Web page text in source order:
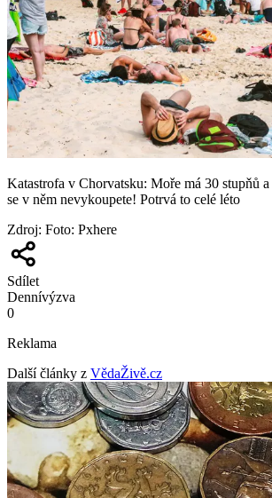
Katastrofa v Chorvatsku: Moře má 30 stupňů
se v něm nevykoupete! Potrvá to celé léto
Zdroj: Foto: Pxhere
Sdílet
Dennívýzva
0
Reklama
Další články z VědaŽivě.cz